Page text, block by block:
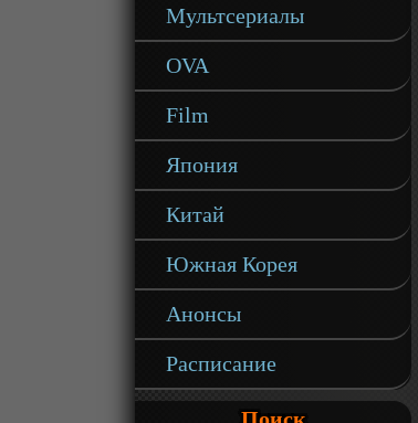
Мультсериалы
OVA
Film
Япония
Китай
Южная Корея
Анонсы
Расписание